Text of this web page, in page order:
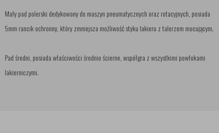
Mały pad polerski dedykowany do maszyn pneumatycznych oraz rotacyjnych, posiada
5mm rancik ochronny, który zmniejsza możliwość styku lakieru z talerzem mocującym.
Pad średni, posiada właściwości średnio ścierne, współgra z wszystkimi powłokami
lakierniczymi.